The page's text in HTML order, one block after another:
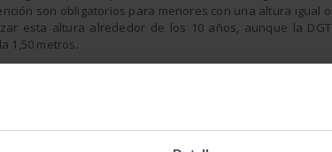
son obligatorios para menores con una altura igual o
esta altura alrededor de los 10 años, aunque la DGT
1,50 metros.
adecuada y por norma general estará ubicada en los
en las que se podría circular con la silla en los asientos